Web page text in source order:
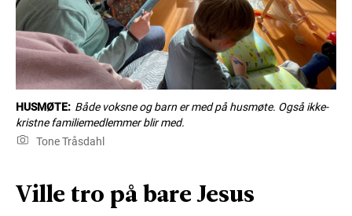
HUSMØTE: Både voksne og barn er med på husmøte. Også ikke-
kristne familiemedlemmer blir med.
Tone Tråsdahl
Ville tro på bare Jesus